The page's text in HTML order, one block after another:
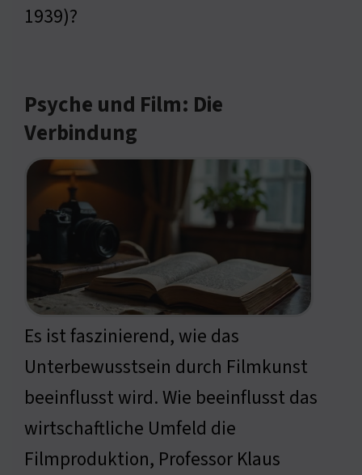
1939)?
Psyche und Film: Die
Verbindung
Es ist faszinierend, wie das
Unterbewusstsein durch Filmkunst
beeinflusst wird. Wie beeinflusst das
wirtschaftliche Umfeld die
Filmproduktion, Professor Klaus